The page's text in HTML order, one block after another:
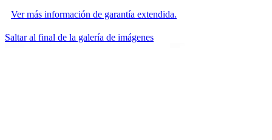
Ver más información de garantía extendida.
Saltar al final de la galería de imágenes